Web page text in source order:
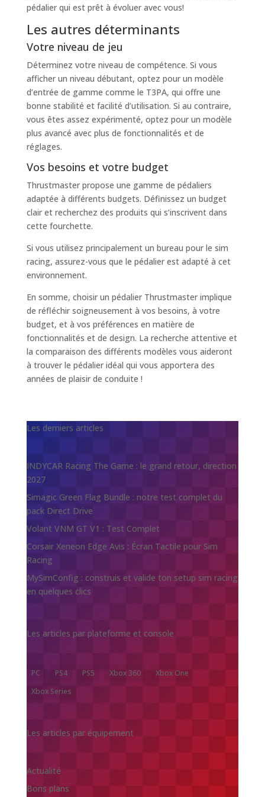
pédalier qui est prêt à évoluer avec vous!
Les autres déterminants
Votre niveau de jeu
Déterminez votre niveau de compétence. Si vous
afficher un niveau débutant, optez pour un modèle
d’entrée de gamme comme le T3PA, qui offre une
bonne stabilité et facilité d’utilisation. Si au contraire,
vous êtes assez expérimenté, optez pour un modèle
plus avancé avec plus de fonctionnalités et de
réglages.
Vos besoins et votre budget
Thrustmaster propose une gamme de pédaliers
adaptée à différents budgets. Définissez un budget
clair et recherchez des produits qui s’inscrivent dans
cette fourchette.
Si vous utilisez principalement un bureau pour le sim
racing, assurez-vous que le pédalier est adapté à cet
environnement.
En somme, choisir un pédalier Thrustmaster implique
de réfléchir soigneusement à vos besoins, à votre
budget, et à vos préférences en matière de
fonctionnalités et de design. La recherche attentive et
la comparaison des différents modèles vous aideront
à trouver le pédalier idéal qui vous apportera des
années de plaisir de conduite !
Les derniers articles
INDYCAR Racing The Game : le grand retour, direction
2027
Simagic Green Flag Bundle : notre test complet du
pack Direct Drive
Volant VNM GT V1 : Test Complet
Corsair Xeneon Edge Avis : Écran Tactile pour Sim
Racing
MySimConfig : construis et valide ton setup sim racing
en quelques clics
Les articles par plateforme et console
PC PS4 PS5 Xbox 360
Xbox One
Xbox Series
Les articles par équipement
Actualité
Bons plans